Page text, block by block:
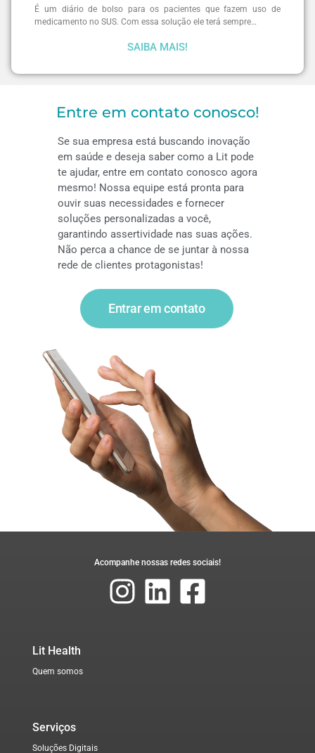
É um diário de bolso para os pacientes que fazem uso de
medicamento no SUS. Com essa solução ele terá sempre…
SAIBA MAIS!
Entre em contato conosco!
Se sua empresa está buscando inovação
em saúde e deseja saber como a Lit pode
te ajudar, entre em contato conosco agora
mesmo! Nossa equipe está pronta para
ouvir suas necessidades e fornecer
soluções personalizadas a você,
garantindo assertividade nas suas ações.
Não perca a chance de se juntar à nossa
rede de clientes protagonistas!
Entrar em contato
Acompanhe nossas redes sociais!
Lit Health
Quem somos
Serviços
Soluções Digitais